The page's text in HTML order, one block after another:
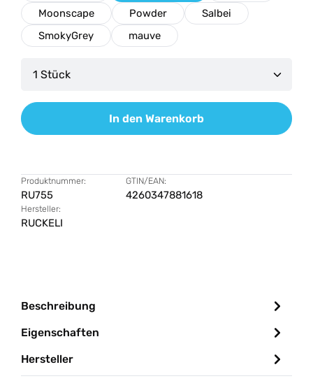
Moonscape
Powder
Salbei
SmokyGrey
mauve
Produkt Anzahl: Gib den gewünschten Wert
In den Warenkorb
Produktnummer:
RU755
GTIN/EAN:
4260347881618
Hersteller:
RUCKELI
Beschreibung
Eigenschaften
Hersteller